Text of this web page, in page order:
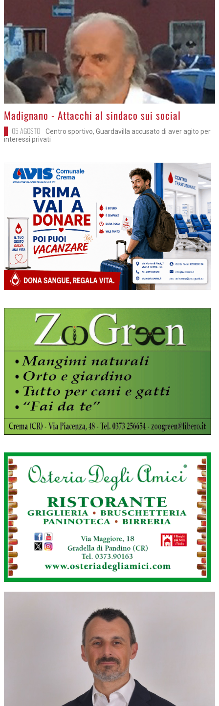
>Madignano - Attacchi al sindaco sui social
05 AGOSTO
Centro sportivo, Guardavilla accusato di aver agito per
interessi privati